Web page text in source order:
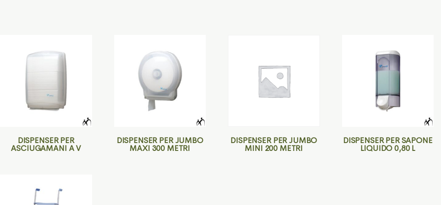
DISPENSER PER
ASCIUGAMANI A V
DISPENSER PER JUMBO
MAXI 300 METRI
DISPENSER PER JUMBO
MINI 200 METRI
DISPENSER PER SAPONE
LIQUIDO 0,80 L